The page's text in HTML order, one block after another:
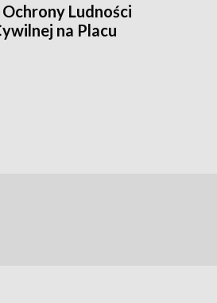
Ludności
na Placu